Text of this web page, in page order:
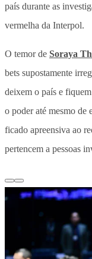
país durante as
vermelha da Interpol.
O temor de Soraya
bets supostamente
deixem o país e
o poder até mesmo de
ficado apreensiva ao
pertencem a pessoas